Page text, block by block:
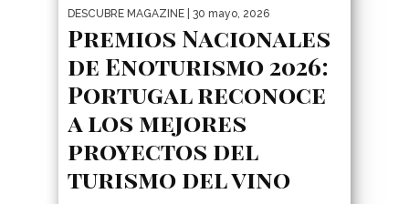
DESCUBRE MAGAZINE | 30 mayo, 2026
Premios Nacionales
de Enoturismo 2026:
Portugal reconoce
a los mejores
proyectos del
turismo del vino